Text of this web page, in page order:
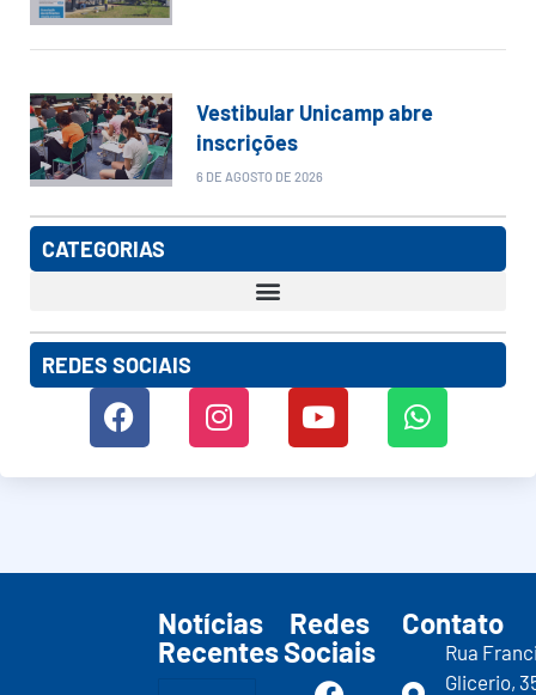
Vestibular Unicamp abre
inscrições
6 DE AGOSTO DE 2026
CATEGORIAS
REDES SOCIAIS
Notícias
Recentes
Redes
Sociais
Contato
Rua
Glicerio,